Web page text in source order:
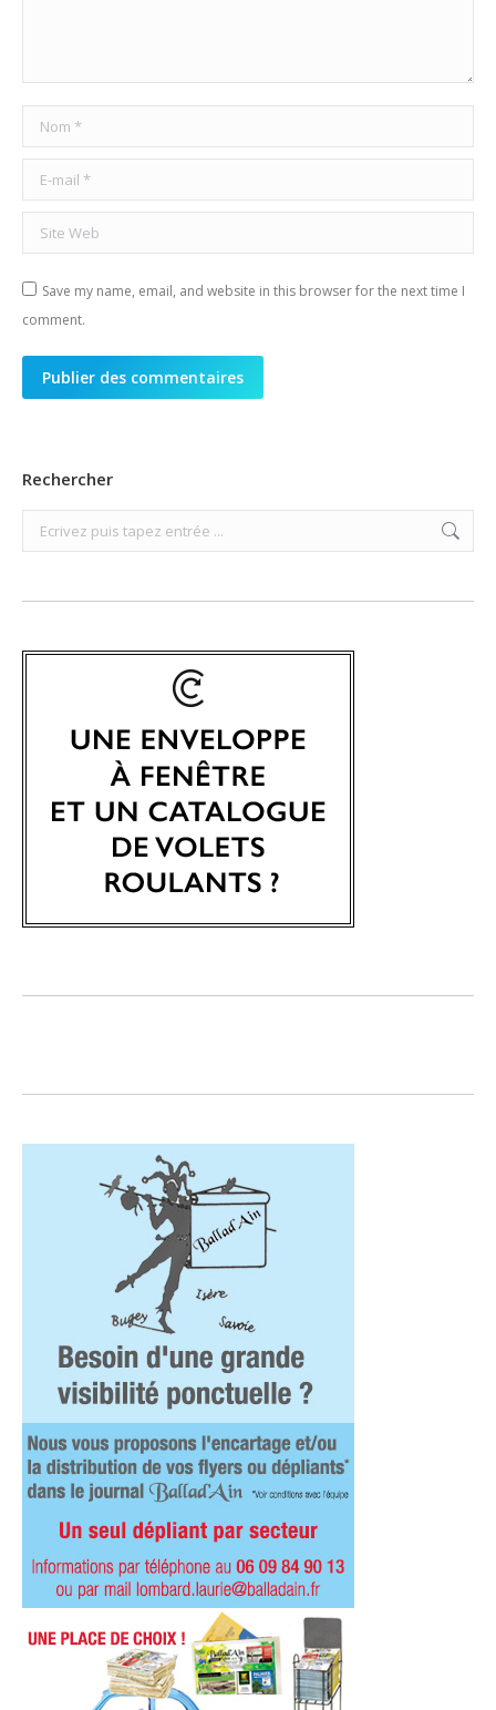
Nom *
E-mail *
Site Web
Save my name, email, and website in this browser for the next time I
comment.
Publier des commentaires
Rechercher
Search: